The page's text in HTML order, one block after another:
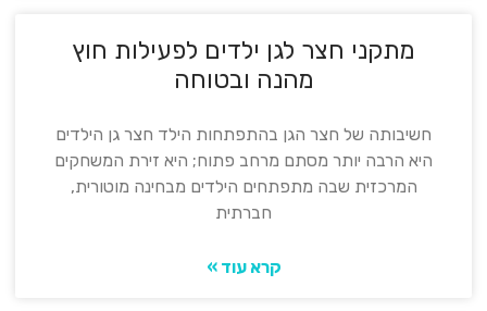
מתקני חצר לגן ילדים לפעילות חוץ
מהנה ובטוחה
חשיבותה של חצר הגן בהתפתחות הילד חצר גן הילדים
היא הרבה יותר מסתם מרחב פתוח; היא זירת המשחקים
המרכזית שבה מתפתחים הילדים מבחינה מוטורית,
חברתית
קרא עוד »